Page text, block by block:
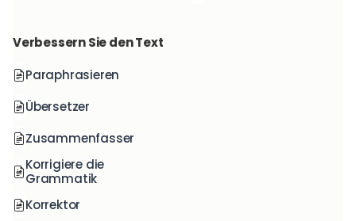
Verbessern Sie den Text
Paraphrasieren
Übersetzer
Zusammenfasser
Korrigiere die
Grammatik
Korrektor